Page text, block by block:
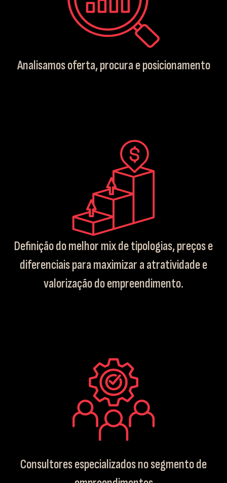
Analisamos oferta, procura e posicionamento
Definição do melhor mix de tipologias, preços e
diferenciais para maximizar a atratividade e
valorização do empreendimento.
Consultores especializados no segmento de